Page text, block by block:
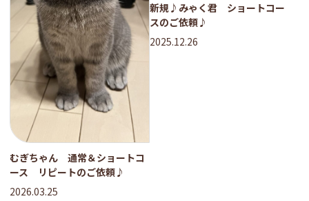
むぎちゃん 通常＆ショートコ
ース リピートのご依頼♪
2026.03.25
新規♪みゃく君 ショートコー
スのご依頼♪
2025.12.26